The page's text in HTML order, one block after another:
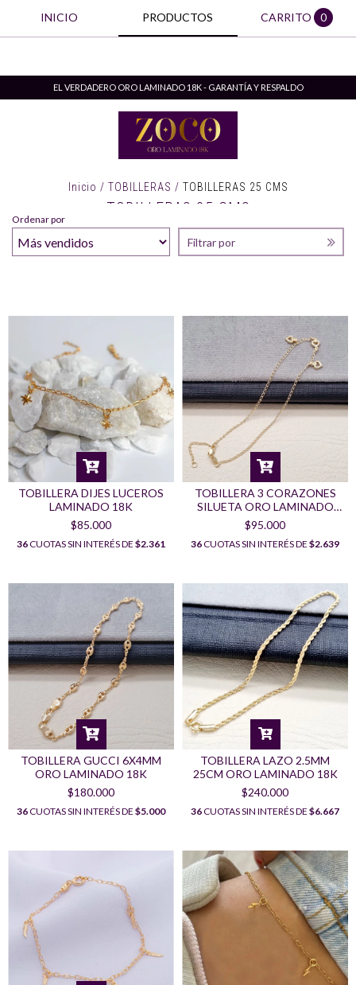
INICIO PRODUCTOS CARRITO 0
EL VERDADERO ORO LAMINADO 18K - GARANTÍA Y RESPALDO
Inicio / TOBILLERAS / TOBILLERAS 25 CMS
TOBILLERAS 25 CMS
Ordenar por
Filtrar por
TOBILLERA DIJES LUCEROS
LAMINADO 18K
$85.000
36CUOTAS SIN INTERÉS DE $2.361
TOBILLERA 3 CORAZONES
SILUETA ORO LAMINADO
18K
$95.000
36CUOTAS SIN INTERÉS DE $2.639
TOBILLERA GUCCI 6X4MM
ORO LAMINADO 18K
$180.000
36CUOTAS SIN INTERÉS DE $5.000
TOBILLERA LAZO 2.5MM
25CM ORO LAMINADO 18K
$240.000
36CUOTAS SIN INTERÉS DE $6.667